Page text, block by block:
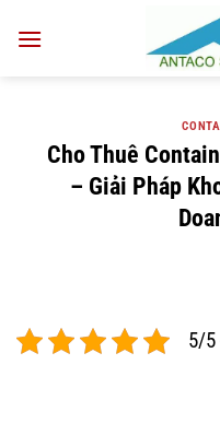
qua
Cho Thuê
– Giải Pháp
5/5